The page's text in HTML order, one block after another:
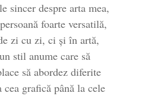
sincer despre arta mea,
foarte versatilă,
zi cu zi, ci și în artă,
stil anume care să
să abordez diferite
cea grafică până la cele